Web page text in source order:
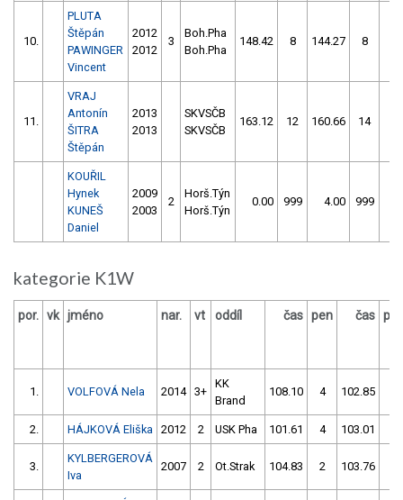
10.
PLUTA
Štěpán
PAWINGER
Vincent
2012
2012
3
Boh.Pha
Boh.Pha
148.42 8 144.27 8
11.
VRAJ
Antonín
ŠITRA
Štěpán
2013
2013
SKVSČB
SKVSČB
163.12 12 160.66 14
KOUŘIL
Hynek
KUNEŠ
Daniel
2009
2003
2
Horš.Týn
Horš.Týn
0.00 999 4.00 999
kategorie K1W
por. vk jméno nar. vt oddíl čas pen čas
1. VOLFOVÁ Nela 2014 3+
KK
Brand
108.10 4 102.85
2. HÁJKOVÁ Eliška 2012 2 USK Pha 101.61 4 103.01
3.
KYLBERGEROVÁ
Iva
2007 2 Ot.Strak 104.83 2 103.76